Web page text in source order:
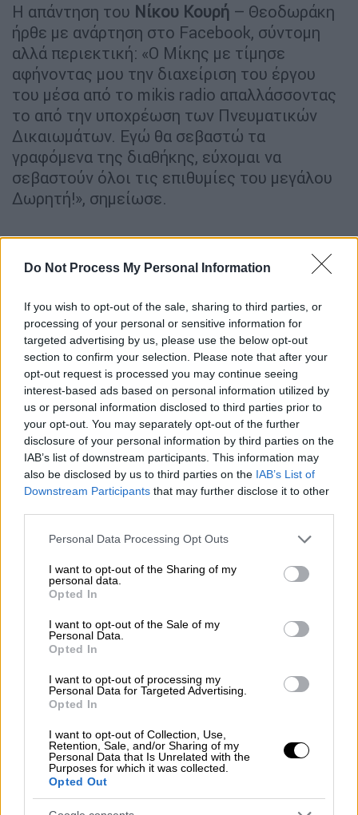
Do Not Process My Personal Information
If you wish to opt-out of the sale, sharing to third parties, or
processing of your personal or sensitive information for
targeted advertising by us, please use the below opt-out
section to confirm your selection. Please note that after your
opt-out request is processed you may continue seeing
interest-based ads based on personal information utilized by
us or personal information disclosed to third parties prior to
your opt-out. You may separately opt-out of the further
disclosure of your personal information by third parties on the
IAB’s list of downstream participants. This information may
also be disclosed by us to third parties on the IAB’s List of
Downstream Participants that may further disclose it to other
Please note that this website/app uses one or more Google
not limited to your visit or usage behaviour. You may click to
grant or deny consent to Google and its third-party tags to
use your data for below specified purposes in below Google
consent section.
Personal Data Processing Opt Outs
I want to opt-out of the Sharing of my
personal data.
Opted In
I want to opt-out of the Sale of my
Personal Data.
Opted In
I want to opt-out of processing my
Personal Data for Targeted Advertising.
Opted In
I want to opt-out of Collection, Use,
Retention, Sale, and/or Sharing of my
Personal Data that Is Unrelated with the
Purposes for which it was collected.
Opted Out
Η απάντηση του Νίκου Κουρή – Θεοδωράκη
ήρθε με ανάρτηση στο Facebook, σύντομη
αλλά περιεκτική: «Ο Μίκης με τίμησε
αφήνοντας μου την διαχείριση του έργου
του μέσα από το mikis radio απαλλάσσοντας
το από την υποχρέωση των Πνευματικών
Δικαιωμάτων. Εγώ θα σεβαστώ τα
γραφόμενα της διαθήκης, εύχομαι να
σεβαστούν όλοι τις επιθυμίες του μεγάλου
Δωρητή!», σημείωσε.
Το σπίτι στην Ακρόπολη και η
εκτελέστρια της διαθήκης
Στις πολυσέλιδες 5 συνολικά διαθήκες του
διώροφο σπίτι του με την εμβληματική θέα
στην Ακρόπολη να γίνει μουσείο, το οποίο θα
διαχειρίζεται το κράτος. Ακριβώς το ίδιο
επιθυμεί και για όλα τα αντικείμενα που
βρίσκονται εντός σπιτιού.
Ως γραμματέα και εκτελέστρια της διαθήκης
του ο Μίκης Θεοδωράκης όρισε τη
γραμματέα του από το 1998 και στενή του
είναι δυνατό, ο Μίκης Θεοδωράκης ορίζει
ξεκάθαρα σε ποιον θα μεταβιβαστούν τα
προσωπικά του αντικείμενα και το αρχείο
του.